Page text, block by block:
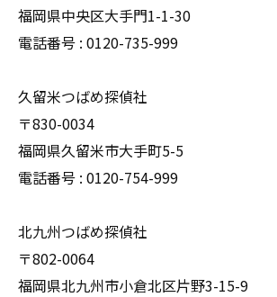
福岡県中央区大手門1-1-30
電話番号 : 0120-735-999
久留米つばめ探偵社
〒830-0034
福岡県久留米市大手町5-5
電話番号 : 0120-754-999
北九州つばめ探偵社
〒802-0064
福岡県北九州市小倉北区片野3-15-9